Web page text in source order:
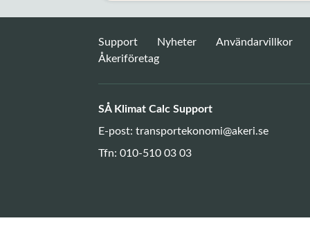
Support Nyheter
Användarvillkor
Åkeriföretag
SÅ Klimat Calc Support
E-post: transportekonomi@akeri.se
Tfn: 010-510 03 03